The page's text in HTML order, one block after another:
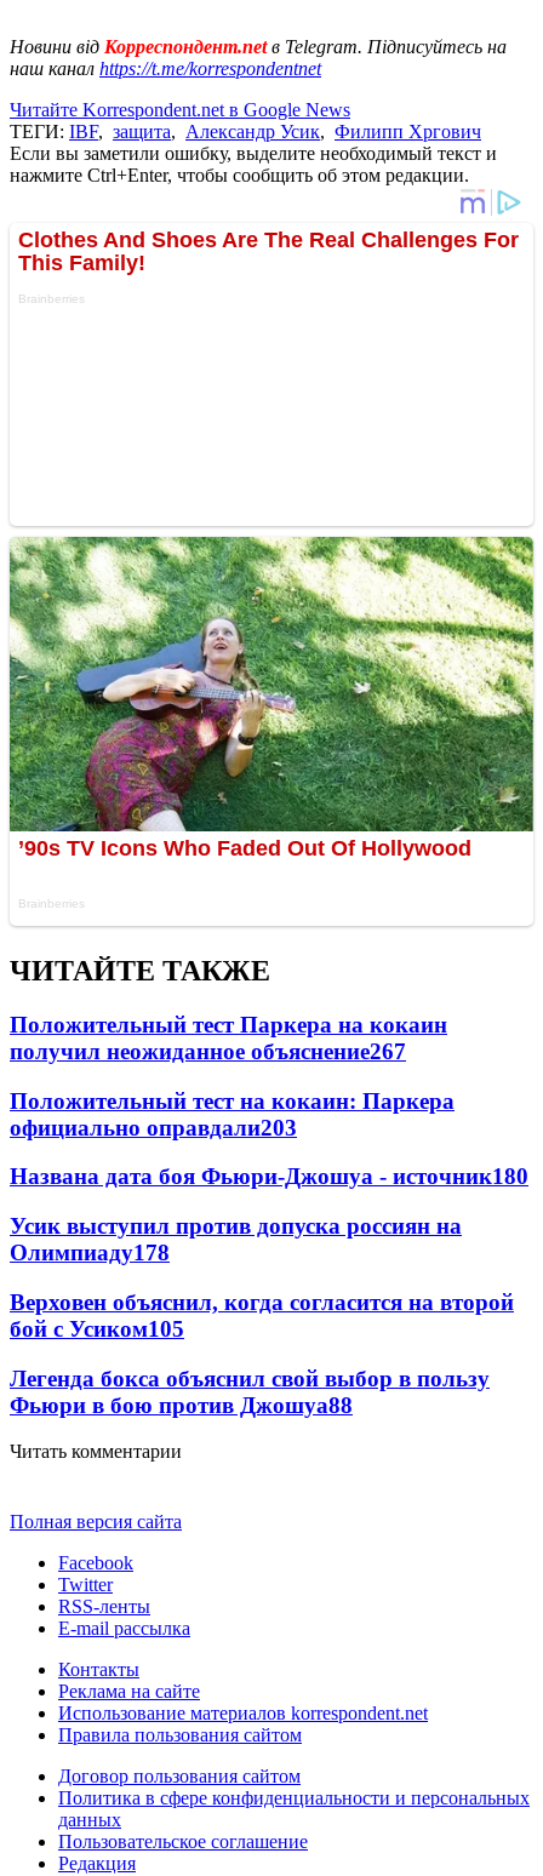
Новини від Корреспондент.netв Telegram. Підписуйтесь на
наш канал https://t.me/korrespondentnet
Читайте Korrespondent.net в Google News
ТЕГИ: IBF, защита, Александр Усик, Филипп Хргович
Если вы заметили ошибку, выделите необходимый текст и
нажмите Ctrl+Enter, чтобы сообщить об этом редакции.
ЧИТАЙТЕ ТАКЖЕ
Положительный тест Паркера на кокаин
получил неожиданное объяснение267
Положительный тест на кокаин: Паркера
официально оправдали203
Названа дата боя Фьюри-Джошуа - источник180
Усик выступил против допуска россиян на
Олимпиаду178
Верховен объяснил, когда согласится на второй
бой с Усиком105
Легенда бокса объяснил свой выбор в пользу
Фьюри в бою против Джошуа88
Читать комментарии
Полная версия сайта
Facebook
Twitter
RSS-ленты
E-mail рассылка
Контакты
Реклама на сайте
Использование материалов korrespondent.net
Правила пользования сайтом
Договор пользования сайтом
Политика в сфере конфиденциальности и персональных
данных
Пользовательское соглашение
Редакция